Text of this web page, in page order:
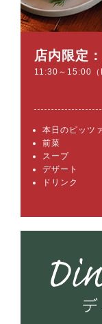
店内限定
11:30～15:00（
本日のピッツ
前菜
スープ
デザート
ドリンク